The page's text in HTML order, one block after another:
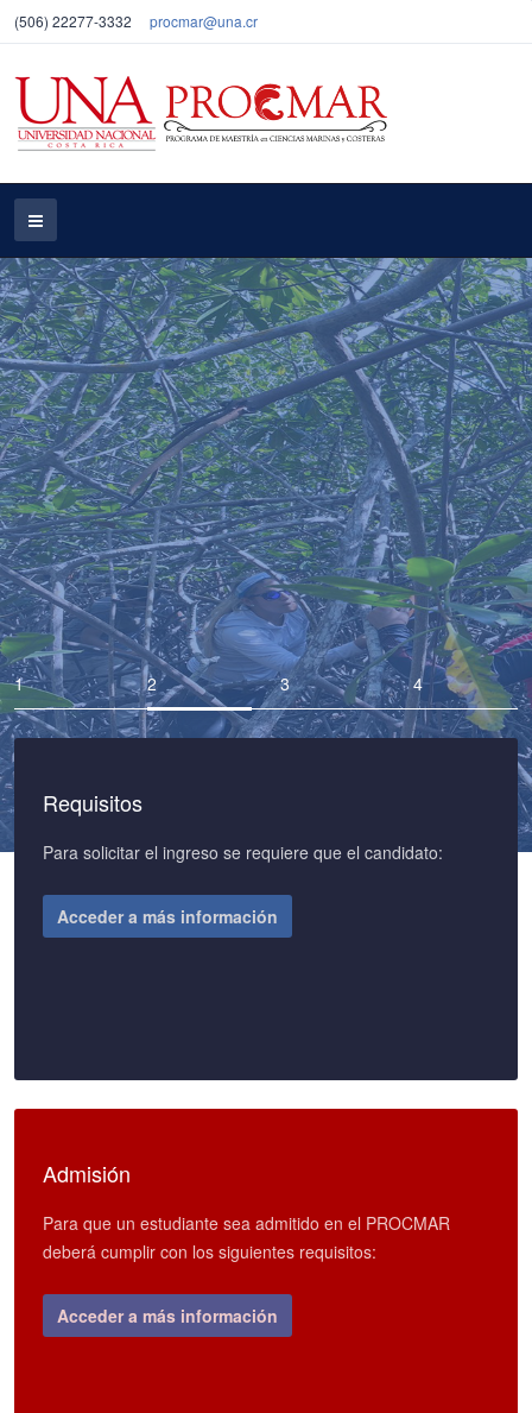
(506) 22277-3332 procmar@una.cr
Objetivos
Requisitos
Para solicitar el ingreso se requiere que el candidato:
Acceder a más información
Admisión
Para que un estudiante sea admitido en el PROCMAR
deberá cumplir con los siguientes requisitos:
Acceder a más información